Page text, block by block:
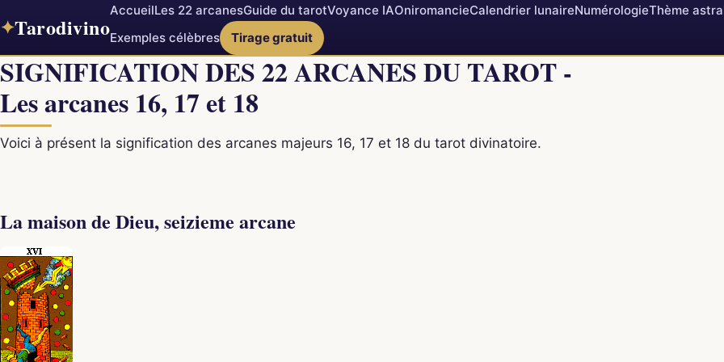
✦Tarodivino
AccueilLes 22 arcanesGuide du tarotVoyance IAOniromancieCalendrier lunaireNumérologieThème
Exemples célèbres
Tirage gratuit
SIGNIFICATION DES 22 ARCANES DU TAROT -
Les arcanes 16, 17 et 18
Voici à présent la signification des arcanes majeurs 16, 17 et 18 du tarot divinatoire.
La maison de Dieu, seizieme arcane